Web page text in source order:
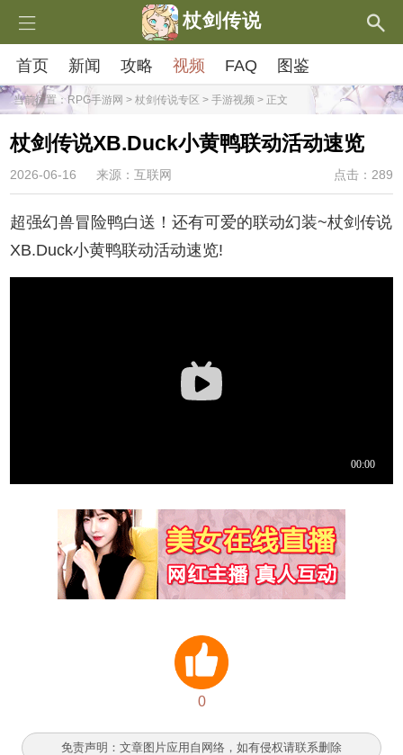
杖剑传说
首页 新闻 攻略 视频 FAQ 图鉴
当前位置：RPG手游网 > 杖剑传说专区 > 手游视频 > 正文
杖剑传说XB.Duck小黄鸭联动活动速览
2026-06-16 来源：互联网 点击：289
超强幻兽冒险鸭白送！还有可爱的联动幻装~杖剑传说
XB.Duck小黄鸭联动活动速览!
0
免责声明：文章图片应用自网络，如有侵权请联系删除